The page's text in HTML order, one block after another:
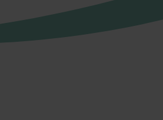
Italian